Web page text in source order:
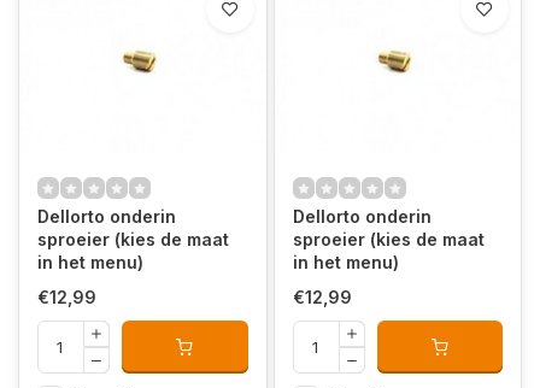
Dellorto onderin
sproeier (kies de maat
in het menu)
€12,99
Dellorto onderin
sproeier (kies de maat
in het menu)
€12,99